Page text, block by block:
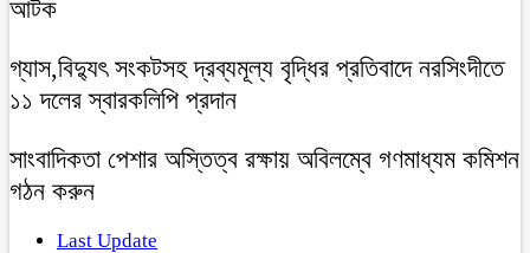
আটক
গ্যাস,বিদ্যুৎ সংকটসহ দ্রব্যমূল্য বৃদ্ধির প্রতিবাদে নরসিংদীতে
১১ দলের স্বারকলিপি প্রদান
সাংবাদিকতা পেশার অস্তিত্ব রক্ষায় অবিলম্বে গণমাধ্যম কমিশন
গঠন করুন
Last Update